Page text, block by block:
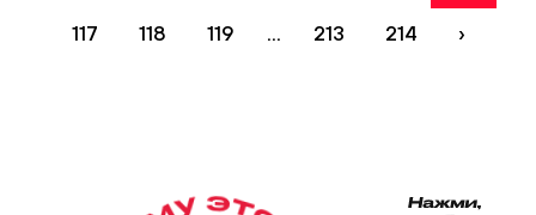
117
118 119 ... 213 214 ›